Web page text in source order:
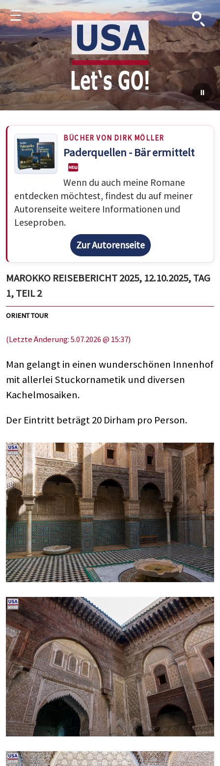
Menu Suche
BÜCHER VON DIRK MÖLLER
Paderquellen - Bär ermittelt
Wenn du auch meine Romane
entdecken möchtest, findest du auf meiner
Autorenseite weitere Informationen und
Leseproben.
Zur Autorenseite
MAROKKO REISEBERICHT 2025, 12.10.2025, TAG
1, TEIL 2
ORIENT TOUR
(Letzte Änderung: 5.07.2026 @ 15:37)
Man gelangt in einen wunderschönen Innenhof
mit allerlei Stuckornametik und diversen
Kachelmosaiken.
Der Eintritt beträgt 20 Dirham pro Person.